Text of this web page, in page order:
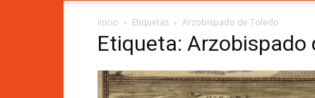
Inicio Etiquetas Arzobispado de Toledo
Etiqueta: Arzobispado